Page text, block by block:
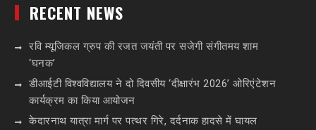
RECENT NEWS
रवि म्यूजिकल ग्रुप की रजत जयंती पर सजेगी संगीतमय शाम
‘घनक’
डीआईटी विश्वविद्यालय ने दो दिवसीय ‘दीक्षारंभ 2026’ ओरिएंटेशन
कार्यक्रम का किया आयोजन
केदारनाथ यात्रा मार्ग पर पत्थर गिरे, दर्दनाक हादसे में घायल